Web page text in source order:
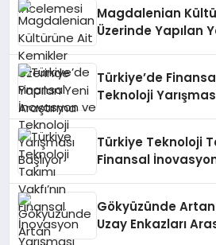
Magdalenian
Üzerinde Yapılan
Türkiye’de
Teknoloji
Türkiye Teknoloji
Finansal
Gökyüzünde
Uzay Enkazları